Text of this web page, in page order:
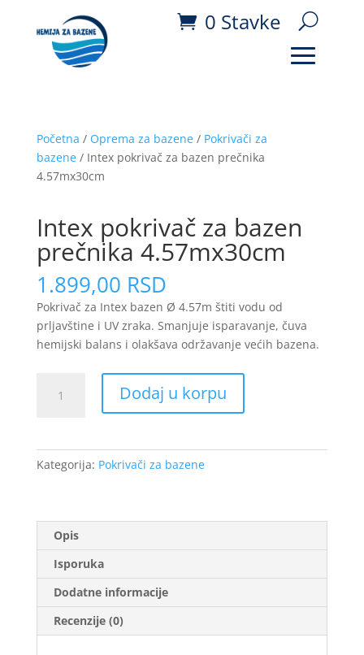
0 Stavke
Početna / Oprema za bazene/ Pokrivači za
bazene/ Intex pokrivač za bazen prečnika
4.57mx30cm
Intex pokrivač za bazen
prečnika 4.57mx30cm
1.899,00 RSD
Pokrivač za Intex bazen Ø 4.57m štiti vodu od
prljavštine i UV zraka. Smanjuje isparavanje, čuva
hemijski balans i olakšava održavanje većih bazena.
pokrivač
prečnika
4.57mx30cm
Dodaj u korpu
Kategorija: Pokrivači za bazene
Opis
Isporuka
Dodatne informacije
Recenzije (0)